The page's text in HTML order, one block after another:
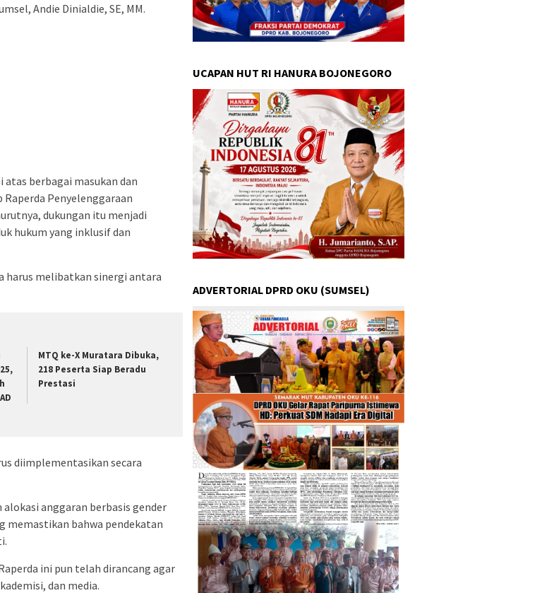
Andie Dinialdie, SE, MM.
atas berbagai masukan dan
Penyelenggaraan
dukungan itu menjadi
hukum yang inklusif dan
harus melibatkan sinergi antara
MTQ ke-X Muratara Dibuka,
218 Peserta Siap Beradu
Prestasi
diimplementasikan secara
anggaran berbasis gender
memastikan bahwa pendekatan
ini pun telah dirancang agar
dan media.
UCAPAN HUT RI HANURA BOJONEGORO
ADVERTORIAL DPRD OKU (SUMSEL)